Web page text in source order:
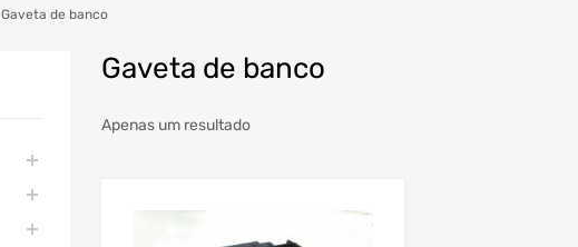
Gaveta de banco
Gaveta de banco
Apenas um resultado